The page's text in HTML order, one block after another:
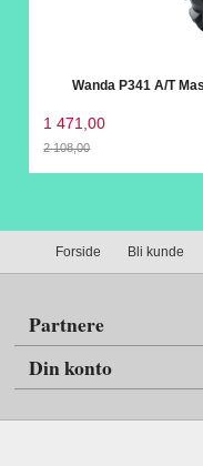
Wanda P341 A/T
1 471,00
2 108,00
Forside Bli kunde
Partnere
Din konto